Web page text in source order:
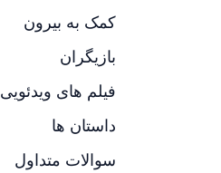
کمک به بیرون
بازیگران
فیلم های ویدئویی
داستان ها
سوالات متداول